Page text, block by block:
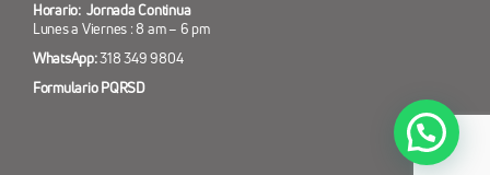
Horario: Jornada Continua
Lunes a Viernes : 8 am – 6 pm
WhatsApp:318 349 9804
Formulario PQRSD